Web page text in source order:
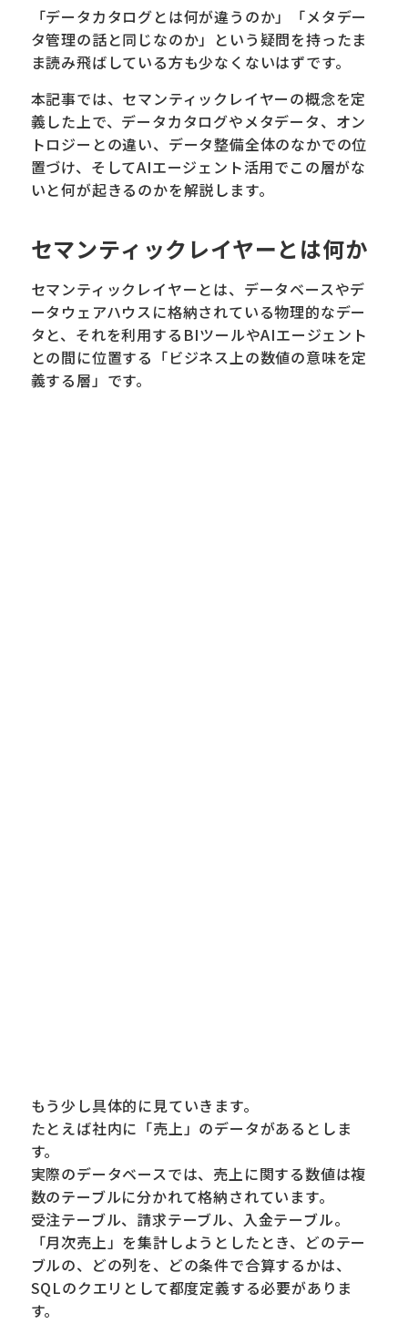
「データカタログとは何が違うのか」「メタデー
タ管理の話と同じなのか」という疑問を持ったま
ま読み飛ばしている方も少なくないはずです。
本記事では、セマンティックレイヤーの概念を定
義した上で、データカタログやメタデータ、オン
トロジーとの違い、データ整備全体のなかでの位
置づけ、そしてAIエージェント活用でこの層がな
いと何が起きるのかを解説します。
セマンティックレイヤーとは何か
セマンティックレイヤーとは、データベースやデ
ータウェアハウスに格納されている物理的なデー
タと、それを利用するBIツールやAIエージェント
との間に位置する「ビジネス上の数値の意味を定
義する層」です。
もう少し具体的に見ていきます。
たとえば社内に「売上」のデータがあるとしま
す。
実際のデータベースでは、売上に関する数値は複
数のテーブルに分かれて格納されています。
受注テーブル、請求テーブル、入金テーブル。
「月次売上」を集計しようとしたとき、どのテー
ブルの、どの列を、どの条件で合算するかは、
SQLのクエリとして都度定義する必要がありま
す。